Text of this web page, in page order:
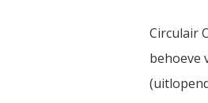
Circulair
behoeve